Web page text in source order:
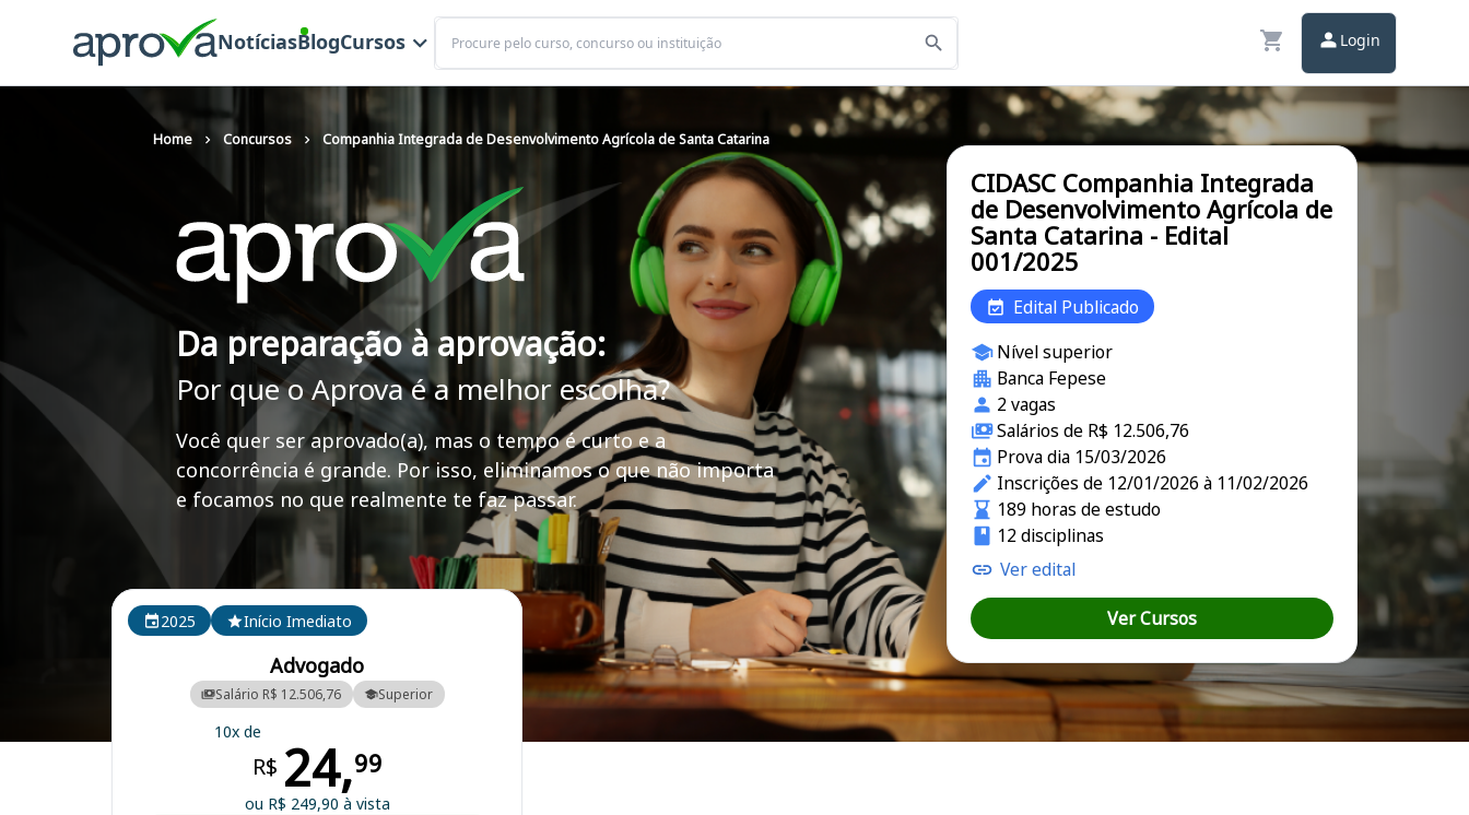
NotíciasBlogCursos
Buscar
Login
Home Concursos Companhia Integrada de Desenvolvimento Agrícola de Santa Catarina
Da preparação à aprovação:
Por que o Aprova é a melhor escolha?
Você quer ser aprovado(a), mas o tempo é curto e a
concorrência é grande. Por isso, eliminamos o que não importa
e focamos no que realmente te faz passar.
Curso Preparatório para o Concurso CIDASC - Companhia Integrada de Desenvolvimento Agrícola de Santa Catarina
Cursos em destaque para passar no concurso CIDASC
2025
Início Imediato
Advogado
Salário R$ 12.506,76 Superior
10x de
R$ 24,99
ou R$ 249,90 à vista
CIDASC Companhia Integrada
de Desenvolvimento Agrícola de
Santa Catarina - Edital
001/2025
Edital Publicado
Nível superior
Banca Fepese
2 vagas
Salários de R$ 12.506,76
Prova dia 15/03/2026
Inscrições de 12/01/2026 à 11/02/2026
189 horas de estudo
12 disciplinas
Ver edital
Ver Cursos